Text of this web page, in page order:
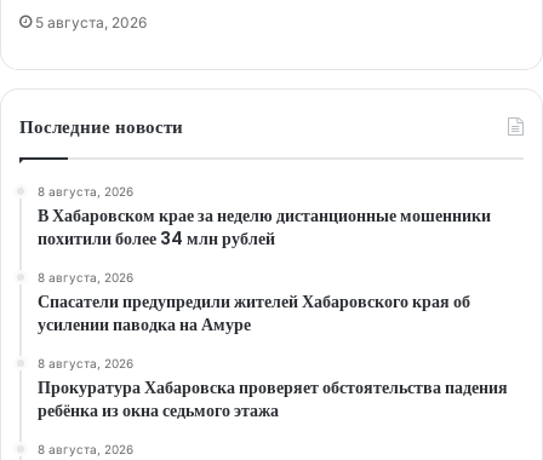
5 августа, 2026
Последние новости
8 августа, 2026
В Хабаровском крае за неделю дистанционные мошенники
похитили более 34 млн рублей
8 августа, 2026
Спасатели предупредили жителей Хабаровского края об
усилении паводка на Амуре
8 августа, 2026
Прокуратура Хабаровска проверяет обстоятельства падения
ребёнка из окна седьмого этажа
8 августа, 2026